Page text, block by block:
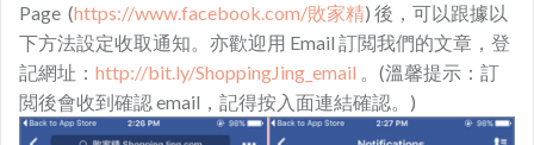
Page (https://www.facebook.com/敗家精) 後，可以跟據以
下方法設定收取通知。亦歡迎用 Email 訂閲我們的文章，登
記網址： http://bit.ly/ShoppingJing_email 。(溫馨提示：訂
閲後會收到確認 email，記得按入面連結確認。)